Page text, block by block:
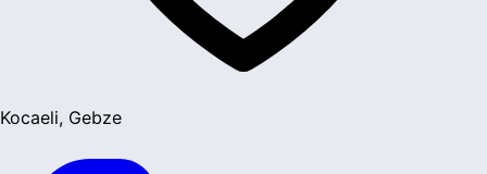
Kocaeli, Gebze